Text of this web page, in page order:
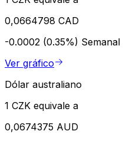
0,0664798 CAD
-0.0002 (0.35%) Semanal
Ver gráfico
Dólar australiano
1 CZK equivale a
0,0674375 AUD